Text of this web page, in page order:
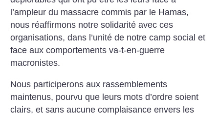
l’ampleur du massacre commis par le Hamas,
nous réaffirmons notre solidarité avec ces
organisations, dans l’unité de notre camp social et
face aux comportements va-t-en-guerre
macronistes.
Nous participerons aux rassemblements
maintenus, pourvu que leurs mots d’ordre soient
clairs, et sans aucune complaisance envers les